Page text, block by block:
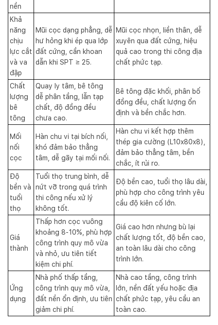
nền
Khả
năng
chịu
lực cắt
và va
đập
Mũi cọc dạng phẳng, dễ
hư hỏng khi ép qua lớp
đất cứng, cần khoan
dẫn khi SPT ≥ 25.
Mũi cọc nhọn, liền thân, dễ
xuyên qua đất cứng, hiệu
quả cao trong thi công địa
chất phức tạp.
Chất
lượng
bê
tông
Quay ly tâm, bê tông
dễ phân tầng, lẫn tạp
chất, độ đồng đều
chưa cao.
Bê tông đặc khối, phân bố
đồng đều, chất lượng ổn
định và bền chắc hơn.
Mối
nối
cọc
Hàn chu vi tại bích nối,
khó đảm bảo thẳng
tâm, dễ gãy tại mối nối.
Hàn chu vi kết hợp thêm
thép gia cường (L10x80x8),
đảm bảo thẳng tâm, bền
chắc, ít rủi ro.
Độ
bền và
tuổi
thọ
Tuổi thọ trung bình, dễ
nứt vỡ trong quá trình
thi công nếu xử lý
không tốt.
Độ bền cao, tuổi thọ lâu dài,
phù hợp cho công trình yêu
cầu độ kiên cố lớn.
Giá
thành
Thấp hơn cọc vuông
khoảng 8-10%, phù hợp
công trình quy mô vừa
và nhỏ, ưu tiên tiết
kiệm chi phí.
Giá cao hơn nhưng bù lại
chất lượng tốt, độ bền cao,
an toàn lâu dài cho công
trình lớn.
Ứng
dụng
Nhà phố thấp tầng,
công trình quy mô vừa,
đất nền ổn định, ưu tiên
giảm chi phí.
Nhà cao tầng, công trình
lớn, nền đất yếu hoặc địa
chất phức tạp, yêu cầu an
toàn cao.